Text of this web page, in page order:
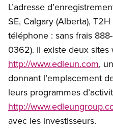
L’adresse
SE, Calgary (Alberta),
téléphone : sans frais
0362). Il existe deux sites
http://www.edleun.com,
donnant l’emplacement
leurs programmes
http://
avec les investisseurs.